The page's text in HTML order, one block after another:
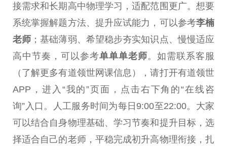
接需求和长期高中物理学习，适配范围更广。想要
系统掌握解题方法、提升应试能力，可以参考李楠
老师 ；基础薄弱、希望稳步夯实知识点、慢慢适应
高中节奏，可以参考单单单老师。如需联系客服
（了解更多有道领世网课信息），请打开有道领世
APP，进入“我的”页面，点击右下角的“在线咨
询”入口。人工服务时间为每日9:00至22:00。大家
可以结合自身物理基础、学习节奏和提升目标，选
择适合自己的老师，平稳完成初升高物理衔接，扎